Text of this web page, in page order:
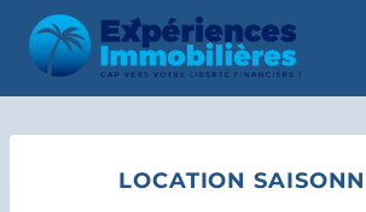
Aller
contenu
LOCATION